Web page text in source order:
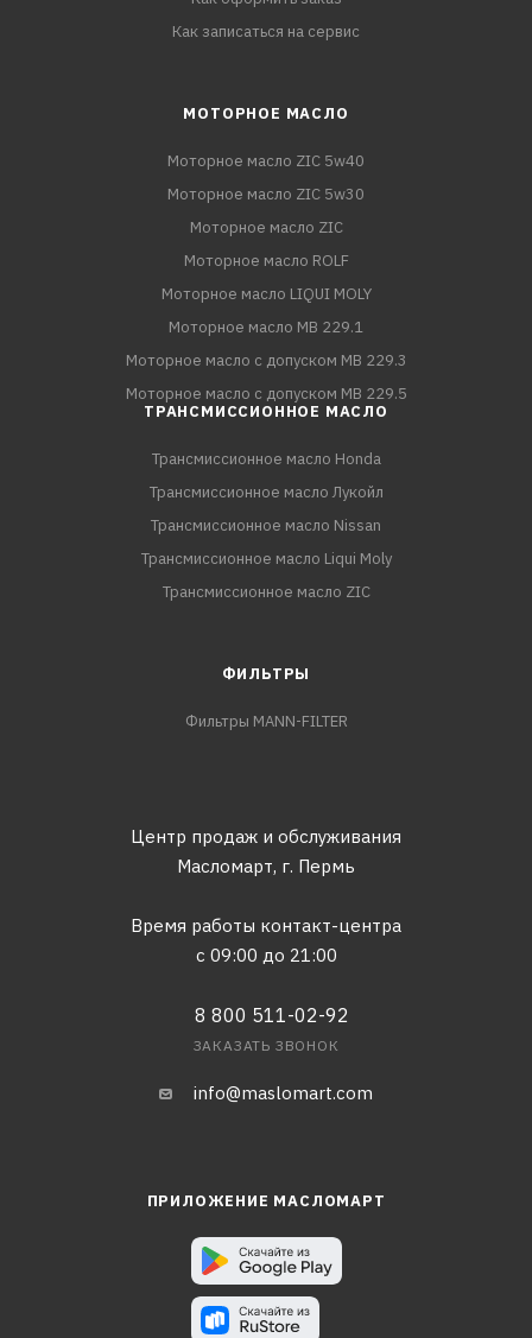
Как записаться на сервис
МОТОРНОЕ МАСЛО
Моторное масло ZIC 5w40
Моторное масло ZIC 5w30
Моторное масло ZIC
Моторное масло ROLF
Моторное масло LIQUI MOLY
Моторное масло MB 229.1
Моторное масло с допуском MB 229.3
Моторное масло с допуском MB 229.5
ТРАНСМИССИОННОЕ МАСЛО
Трансмиссионное масло Honda
Трансмиссионное масло Лукойл
Трансмиссионное масло Nissan
Трансмиссионное масло Liqui Moly
Трансмиссионное масло ZIC
ФИЛЬТРЫ
Фильтры MANN-FILTER
Центр продаж и обслуживания
Масломарт, г. Пермь
Время работы контакт-центра
с 09:00 до 21:00
8 800 511-02-92
ЗАКАЗАТЬ ЗВОНОК
info@maslomart.com
ПРИЛОЖЕНИЕ МАСЛОМАРТ